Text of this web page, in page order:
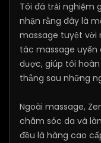
Tôi đã trải nghiệm
nhận rằng đây là
massage tuyệt vời
tác massage uyển
dược, giúp tôi
thẳng sau những
Ngoài massage,
chăm sóc da và
đều là hàng cao